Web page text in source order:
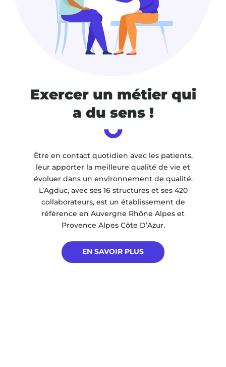
Exercer un métier qui
a du sens !
Être en contact quotidien avec les patients,
leur apporter la meilleure qualité de vie et
évoluer dans un environnement de qualité.
L’Agduc, avec ses 16 structures et ses 420
collaborateurs, est un établissement de
référence en Auvergne Rhône Alpes et
Provence Alpes Côte D’Azur.
EN SAVOIR PLUS